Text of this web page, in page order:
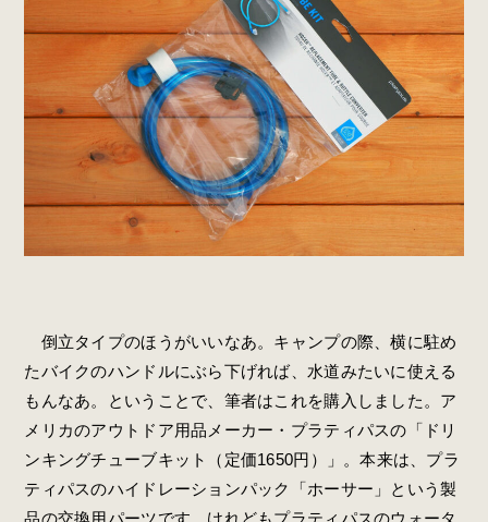
倒立タイプのほうがいいなあ。キャンプの際、横に駐め
たバイクのハンドルにぶら下げれば、水道みたいに使える
もんなあ。ということで、筆者はこれを購入しました。ア
メリカのアウトドア用品メーカー・プラティパスの「ドリ
ンキングチューブキット（定価1650円）」。本来は、プラ
ティパスのハイドレーションパック「ホーサー」という製